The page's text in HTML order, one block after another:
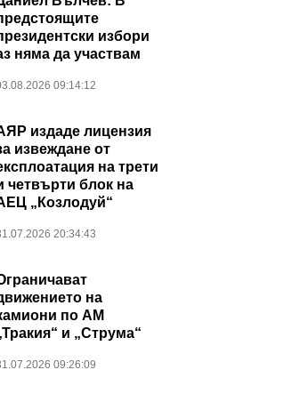
избори
няма да участвам
09:14:12
издаде лицензия
извеждане от
на трети
четвърти блок на
„Козлодуй“
20:34:43
на
по АМ
и „Струма“
09:26:09